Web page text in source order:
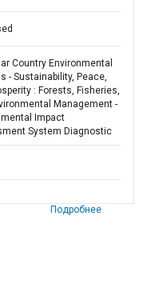
Country Environmental
- Sustainability, Peace,
: Forests, Fisheries,
Management -
Impact
System Diagnostic
Подробнее